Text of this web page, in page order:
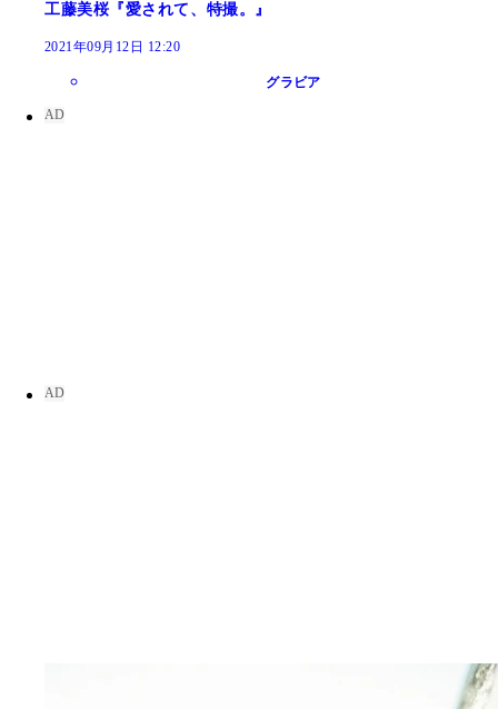
工藤美桜『愛されて、特撮。』
2021年09月12日 12:20
グラビア